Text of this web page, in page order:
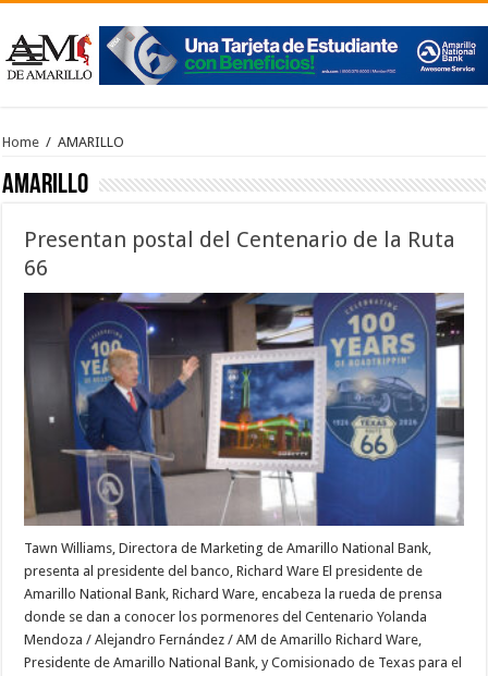
Home / AMARILLO
AMARILLO
Presentan postal del Centenario de la Ruta
66
Tawn Williams, Directora de Marketing de Amarillo National Bank,
presenta al presidente del banco, Richard Ware El presidente de
Amarillo National Bank, Richard Ware, encabeza la rueda de prensa
donde se dan a conocer los pormenores del Centenario Yolanda
Mendoza / Alejandro Fernández / AM de Amarillo Richard Ware,
Presidente de Amarillo National Bank, y Comisionado de Texas para el